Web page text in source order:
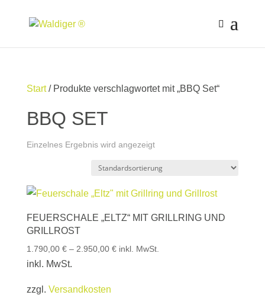
Start/ Produkte verschlagwortet mit „BBQ Set“
BBQ SET
Einzelnes Ergebnis wird angezeigt
FEUERSCHALE „ELTZ“ MIT GRILLRING UND
GRILLROST
1.790,00 €– 2.950,00 € inkl. MwSt.
inkl. MwSt.
zzgl. Versandkosten